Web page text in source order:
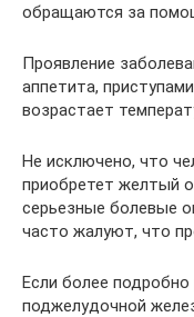
обращаются за
Проявление
аппетита,
возрастает
Не исключено, что
приобретет желтый
серьезные болевые
часто жалуют, что
Если более
поджелудочной